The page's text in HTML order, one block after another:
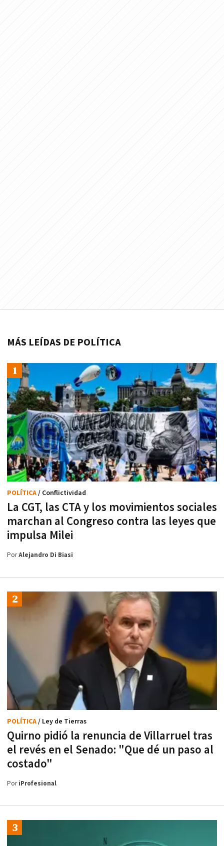
MÁS LEÍDAS DE POLÍTICA
La CGT, las CTA y los movimientos sociales
marchan al Congreso contra las leyes que
impulsa Milei
POLÍTICA/ Conflictividad
PorAlejandro Di Biasi
Quirno pidió la renuncia de Villarruel tras
el revés en el Senado: "Que dé un paso al
costado"
POLÍTICA/ Ley de Tierras
PoriProfesional